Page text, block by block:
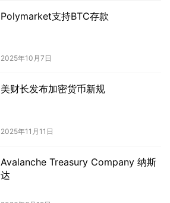
Polymarket支持BTC存款
2025年10月7日
美财长发布加密货币新规
2025年11月11日
Avalanche Treasury Company 纳斯
达